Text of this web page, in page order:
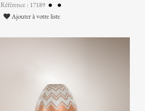
Référence : 17189
Ajouter à votre liste